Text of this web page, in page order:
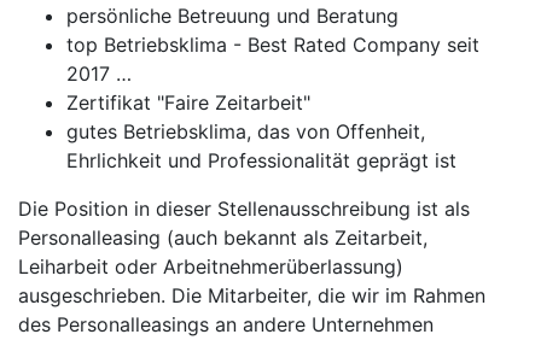
persönliche Betreuung und Beratung
top Betriebsklima - Best Rated Company seit
2017 …
Zertifikat "Faire Zeitarbeit"
gutes Betriebsklima, das von Offenheit,
Ehrlichkeit und Professionalität geprägt ist
Die Position in dieser Stellenausschreibung ist als
Personalleasing (auch bekannt als Zeitarbeit,
Leiharbeit oder Arbeitnehmerüberlassung)
ausgeschrieben. Die Mitarbeiter, die wir im Rahmen
des Personalleasings an andere Unternehmen